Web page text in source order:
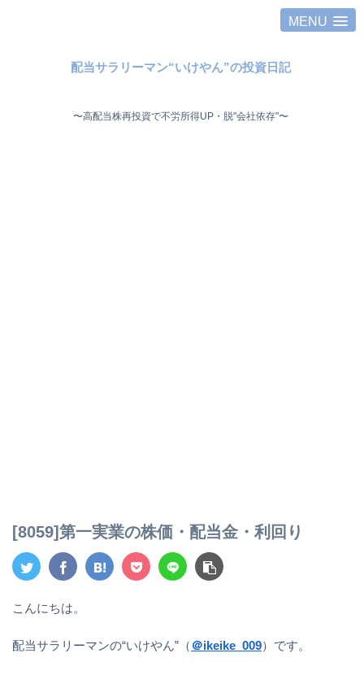
MENU
配当サラリーマン“いけやん”の投資日記 ​
〜高配当株再投資で不労所得UP・脱"会社依存"〜 ​
[8059]第一実業の株価・配当金・利回り
こんにちは。
配当サラリーマンの“いけやん”（ ＠ikeike_009）です。